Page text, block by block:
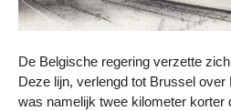
De Belgische regering verzette
Deze lijn, verlengd tot Brussel over
was namelijk twee kilometer korter